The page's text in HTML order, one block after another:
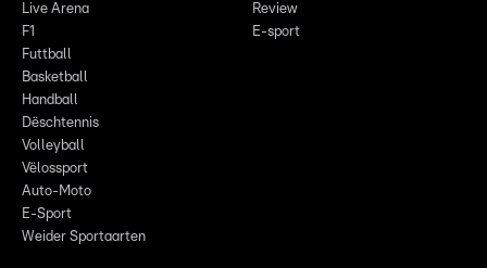
Live Arena
F1
Futtball
Basketball
Handball
Dëschtennis
Volleyball
Vëlossport
Auto-Moto
E-Sport
Weider Sportaarten
Review
E-sport